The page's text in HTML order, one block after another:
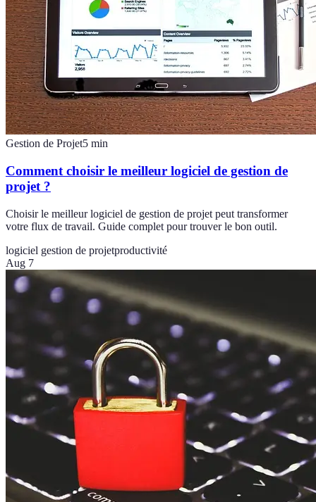
Gestion de Projet5 min
Comment choisir le meilleur logiciel de gestion de
projet ?
Choisir le meilleur logiciel de gestion de projet peut transformer
votre flux de travail. Guide complet pour trouver le bon outil.
logiciel gestion de projetproductivité
Aug 7